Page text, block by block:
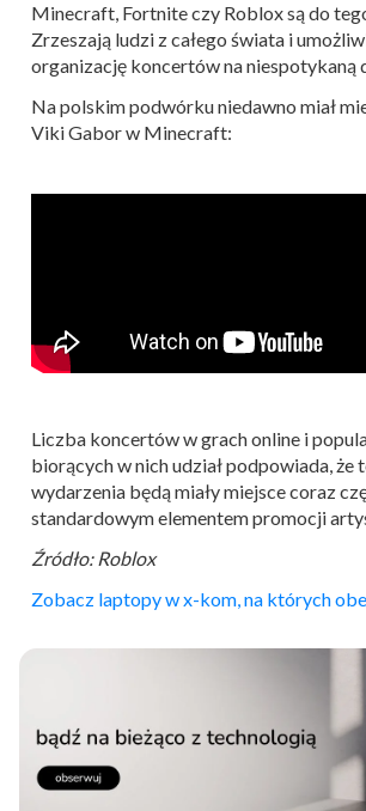
Minecraft, Fortnite czy Roblox są do
Zrzeszają ludzi z całego świata i
organizację koncertów na niespotykaną
Na polskim podwórku niedawno miał
Viki Gabor w Minecraft:
Liczba koncertów w grach online i
biorących w nich udział podpowiada, że
wydarzenia będą miały miejsce coraz
standardowym elementem promocji
Źródło: Roblox
Zobacz laptopy w x-kom, na których